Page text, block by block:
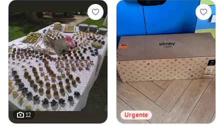
12 Urgente